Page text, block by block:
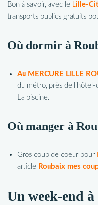
Bon à savoir, avec le Lille-
transports publics gratuits
Où dormir à
Au MERCURE LILLE
du métro, près de
La piscine.
Où manger à
Gros coup de coeur pour
article Roubaix mes
Un week-end